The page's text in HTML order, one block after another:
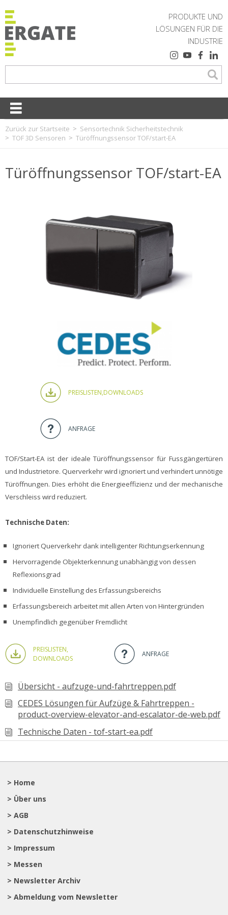
PRODUKTE UND
LÖSUNGEN FÜR DIE
INDUSTRIE
Zurück zur Startseite
Sensortechnik Sicherheitstechnik
TOF 3D Sensoren
Türöffnungssensor TOF/start-EA
Türöffnungssensor TOF/start-EA
PREISLISTEN,DOWNLOADS
ANFRAGE
TOF/Start-EA ist der ideale Türöffnungssensor für Fussgängertüren
und Industrietore. Querverkehr wird ignoriert und verhindert unnötige
Türöffnungen. Dies erhöht die Energieeffizienz und der mechanische
Verschleiss wird reduziert.
Technische Daten:
Ignoriert Querverkehr dank intelligenter Richtungserkennung
Hervorragende Objekterkennung unabhängig von dessen
Reflexionsgrad
Individuelle Einstellung des Erfassungsbereichs
Erfassungsbereich arbeitet mit allen Arten von Hintergründen
Unempfindlich gegenüber Fremdlicht
PREISLISTEN,
DOWNLOADS
ANFRAGE
Übersicht - aufzuge-und-fahrtreppen.pdf
CEDES Lösungen für Aufzüge & Fahrtreppen -
product-overview-elevator-and-escalator-de-web.pdf
Technische Daten - tof-start-ea.pdf
> Home
> Über uns
> AGB
> Datenschutzhinweise
> Impressum
> Messen
> Newsletter Archiv
> Abmeldung vom Newsletter